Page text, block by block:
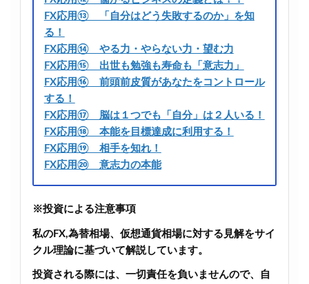
FX応用⑬ 「自分はどう失敗するのか」を知
る！
FX応用⑭ やる力・やらない力・望む力
FX応用⑮ 出世も勉強も寿命も「意志力」
FX応用⑯ 前頭前皮質があなたをコントロール
する！
FX応用⑰ 脳は１つでも「自分」は２人いる！
FX応用⑱ 本能を目標達成に利用する！
FX応用⑲ 相手を知れ！
FX応用⑳ 意志力の本能
※投資による注意事項
私のFX,為替相場、仮想通貨相場に対する見解をサイ
クル理論に基づいて解説しています。
投資される際には、一切責任を負いませんので、自